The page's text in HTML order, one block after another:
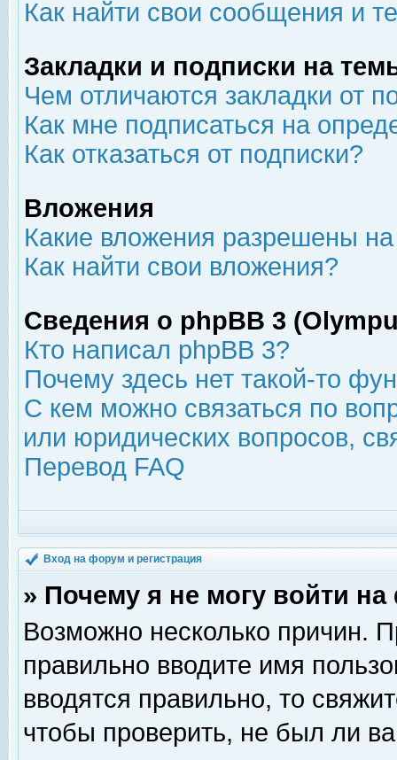
Как найти свои сообщения и
Закладки и подписки на
Чем отличаются закладки от
Как мне подписаться на
Как отказаться от подписки?
Вложения
Какие вложения разрешены
Как найти свои вложения?
Сведения о phpBB 3
Кто написал phpBB 3?
Почему здесь нет такой-то
С кем можно связаться по
или юридических вопросов,
Перевод FAQ
Вход на форум и регистрация
» Почему я не могу войти
Возможно несколько причин.
правильно вводите имя
вводятся правильно, то
чтобы проверить, не был ли